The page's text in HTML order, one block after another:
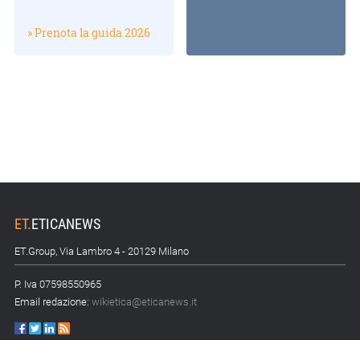
» Prenota la guida 2026
ET.ETICANEWS
ET.Group, Via Lambro 4 - 20129 Milano
P. Iva 07598550965
Email redazione: wikietica@eticanews.it